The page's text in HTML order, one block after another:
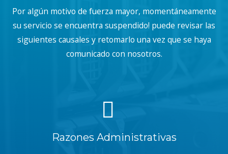
Por algún motivo de fuerza mayor, momentáneamente
su servicio se encuentra suspendido! puede revisar las
siguientes causales y retomarlo una vez que se haya
comunicado con nosotros.
Razones Administrativas